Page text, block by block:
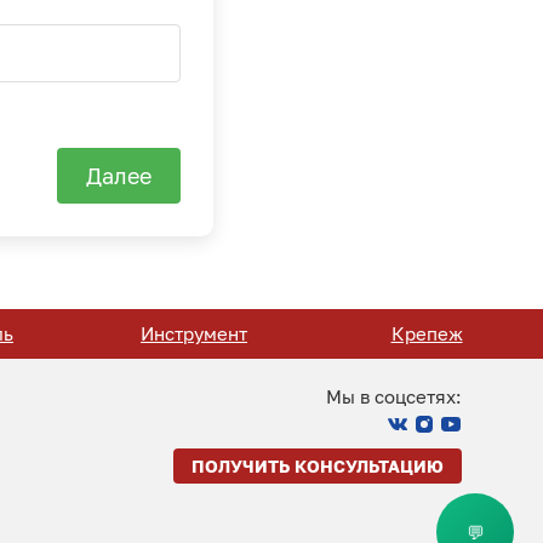
Далее
Инструмент Крепеж
Мы в соцсетях:
ПОЛУЧИТЬ КОНСУЛЬТАЦИЮ
💬